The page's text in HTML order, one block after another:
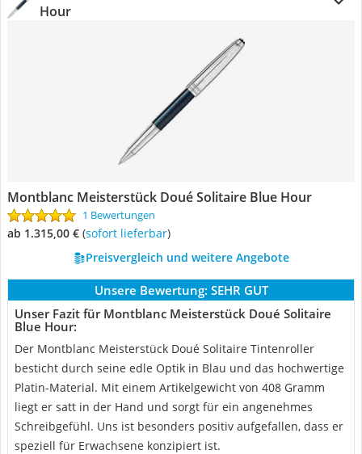
Hour
Montblanc Meisterstück Doué Solitaire Blue Hour
1 Bewertungen
ab 1.315,00 € ( Sofort lieferbar)
Preisvergleich und weitere Angebote
Unsere Bewertung: SEHR GUT
Unser Fazit für Montblanc Meisterstück Doué Solitaire
Blue Hour:
Der Montblanc Meisterstück Doué Solitaire Tintenroller
besticht durch seine edle Optik in Blau und das hochwertige
Platin-Material. Mit einem Artikelgewicht von 408 Gramm
liegt er satt in der Hand und sorgt für ein angenehmes
Schreibgefühl. Uns ist besonders positiv aufgefallen, dass er
speziell für Erwachsene konzipiert ist.